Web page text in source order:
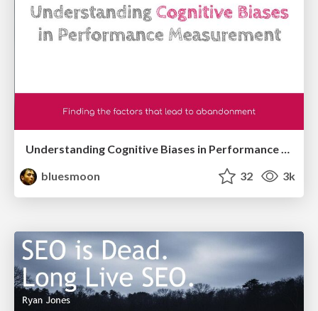
Understanding Cognitive Biases in Performance Measurement
bluesmoon
32 3k